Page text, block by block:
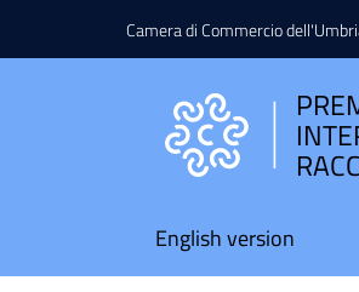
Vai al contenuto
Vai alla navigazioneCamera di Commercio
English version